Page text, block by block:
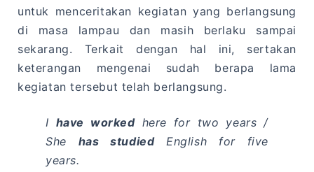
untuk menceritakan kegiatan yang berlangsung
di masa lampau dan masih berlaku sampai
sekarang. Terkait dengan hal ini, sertakan
keterangan mengenai sudah berapa lama
kegiatan tersebut telah berlangsung.
I have workedhere for two years /
She has studiedEnglish for five
years.